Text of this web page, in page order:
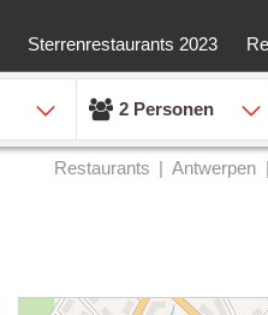
Sterrenrestaurants 2023
2 Personen
Restaurants Antwerpen